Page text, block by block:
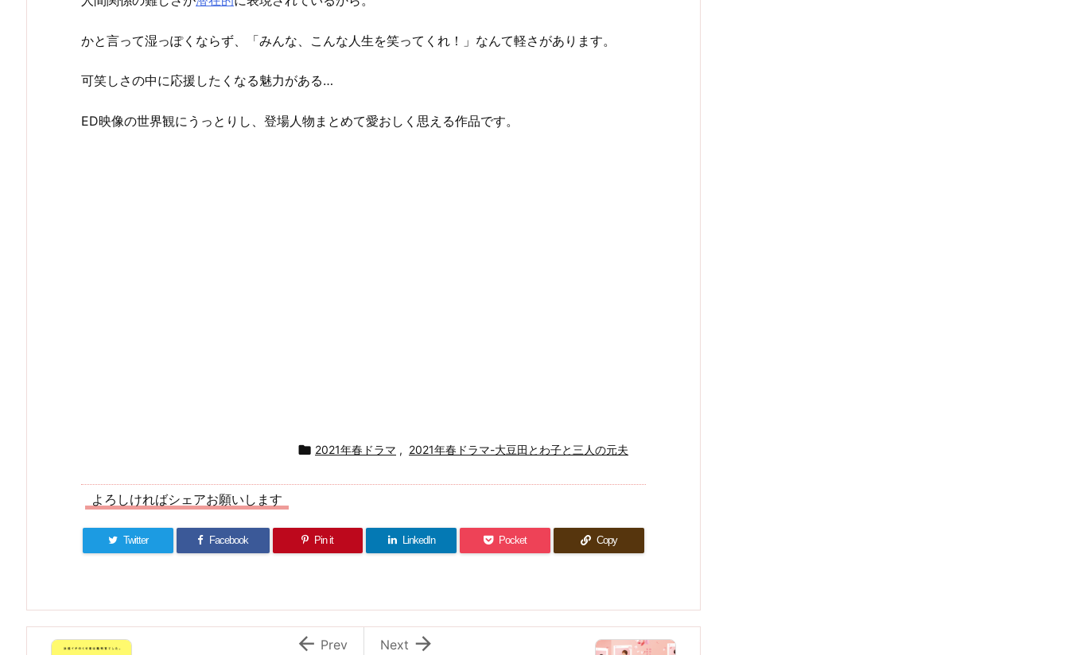
かと言って湿っぽくならず、「みんな、こんな人生を笑ってくれ！」なんて軽さがあります。
可笑しさの中に応援したくなる魅力がある…
ED映像の世界観にうっとりし、登場人物まとめて愛おしく思える作品です。
 2021年春ドラマ , 2021年春ドラマ-大豆田とわ子と三人の元夫
よろしければシェアお願いします
Twitter Facebook Pin it LinkedIn Pocket Copy

Next
 Prev